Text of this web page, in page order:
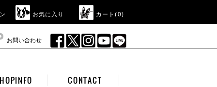
お気に入り カート(0)
お問い合わせ
CONTACT